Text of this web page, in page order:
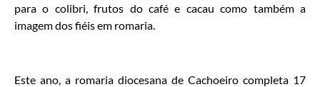
para o colibri, frutos do café e cacau como também a
imagem dos fiéis em romaria.
Este ano, a romaria diocesana de Cachoeiro completa 17